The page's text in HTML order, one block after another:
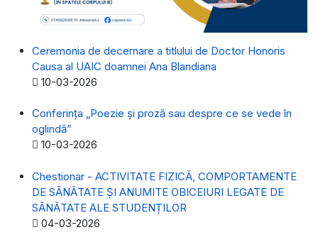
Ceremonia de decernare a titlului de Doctor Honoris
Causa al UAIC doamnei Ana Blandiana
Detalii
10-03-2026
Conferința „Poezie și proză sau despre ce se vede în
oglindă”
Detalii
10-03-2026
Chestionar - ACTIVITATE FIZICĂ, COMPORTAMENTE
DE SĂNĂTATE ȘI ANUMITE OBICEIURI LEGATE DE
SĂNĂTATE ALE STUDENȚILOR
Detalii
04-03-2026